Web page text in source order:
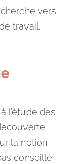
vers
travail.
l’étude des
la notion
conseillé